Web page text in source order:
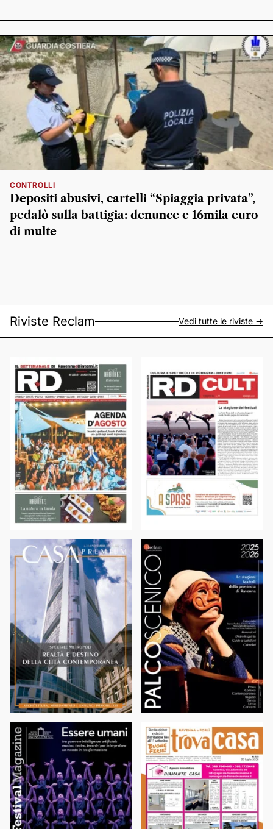
CONTROLLI
Depositi abusivi, cartelli “Spiaggia privata”,
pedalò sulla battigia: denunce e 16mila euro
di multe
Riviste Reclam Vedi tutte le riviste ->